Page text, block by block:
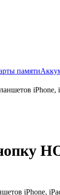
памяти
iPhone,